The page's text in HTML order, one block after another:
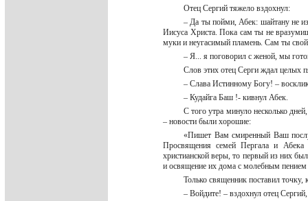
Отец Сергий тяжело вздохнул:
– Да ты пойми, Абек: шайтану не
Иисуса Христа. Пока сам ты не
муки и неугасимый пламень. Сам ты
– Я... я поговорил с женой, мы
Слов этих отец Серги ждал целых
– Слава Истинному Богу! –
– Кудайга Баш !- кивнул Абек.
С того утра минуло несколько
– новости были хорошие:
«Пишет Вам смиренный Ваш
Просвящения семей Пергала и Абека
христианской веры, то первый из них
и освящение их дома с молебным
Только священник поставил точку,
– Войдите! – вздохнул отец